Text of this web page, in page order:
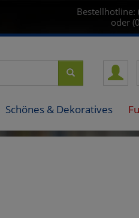
Bestellhotline:
oder
Schönes & Dekoratives